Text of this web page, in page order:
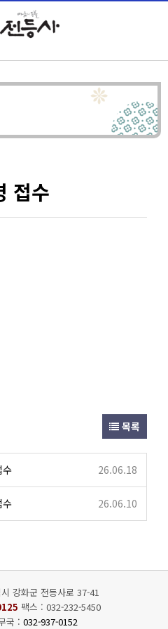
접수
목록
수 26.06.18
수 26.06.10
강화군 전등사로 37-41
팩스 : 032-232-5450
국 : 032-937-0152